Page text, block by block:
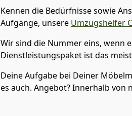
Kennen die Bedürfnisse sowie
Aufgänge, unsere Umzugshelfer
Wir sind die Nummer eins, wenn
Dienstleistungspaket ist das
Deine Aufgabe bei Deiner
es auch. Angebot? Innerhalb von